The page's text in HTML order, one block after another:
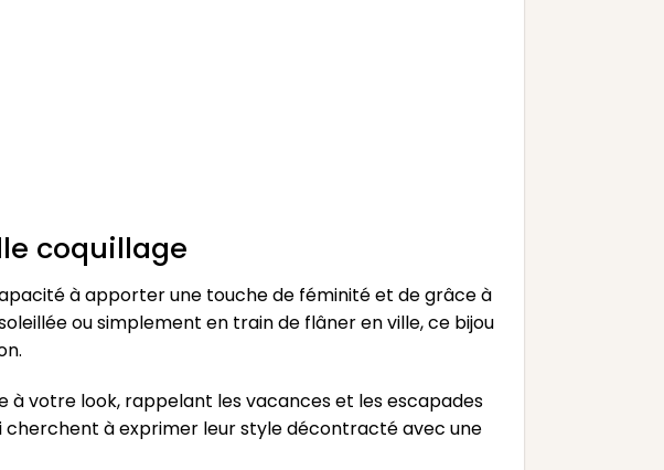
coquillage
à apporter une touche de féminité et de grâce à
ou simplement en train de flâner en ville, ce bijou
à votre look, rappelant les vacances et les escapades
cherchent à exprimer leur style décontracté avec une